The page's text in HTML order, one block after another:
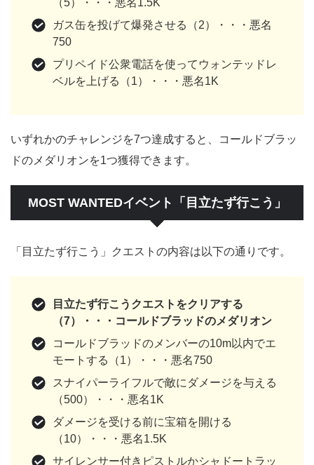
（5）・・・悪名1.5K
ガス缶を投げて爆発させる（2）・・・悪名
750
プリペイド公衆電話を使ってウォンテッドレ
ベルを上げる（1）・・・悪名1K
いずれかのチャレンジを7つ達成すると、コールドブラッ
ドのメダリオンを1つ獲得できます。
MOST WANTEDイベント「目立たず行こう」
「目立たず行こう」クエストの内容は以下の通りです。
目立たず行こうクエストをクリアする
（7）・・・コールドブラッドのメダリオン
コールドブラッドのメンバーの10m以内でエ
モートする（1）・・・悪名750
スナイパーライフルで敵にダメージを与える
（500）・・・悪名1K
ダメージを受ける前に宝箱を開ける
（10）・・・悪名1.5K
サイレンサー付きピストルかシャドートラッ